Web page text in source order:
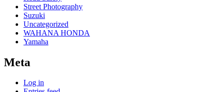
Street Photography
Suzuki
Uncategorized
WAHANA HONDA
Yamaha
Meta
Log in